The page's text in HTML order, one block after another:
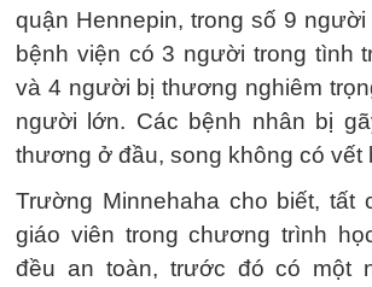
quận Hennepin, trong số 9
bệnh viện có 3 người trong tình
và 4 người bị thương nghiêm
người lớn. Các bệnh nhân bị
thương ở đầu, song không có vết
Trường Minnehaha cho biết, tất
giáo viên trong chương trình
đều an toàn, trước đó có một